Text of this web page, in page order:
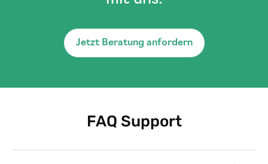
Jetzt Beratung anfordern
FAQ Support